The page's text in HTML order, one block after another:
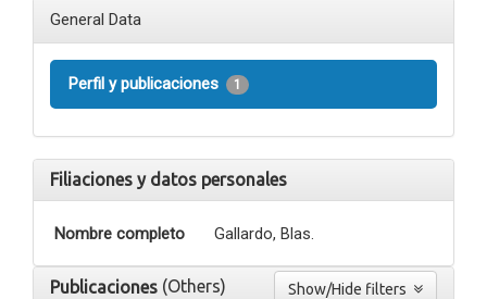
General Data
Perfil y publicaciones 1
Filiaciones y datos personales
Nombre completo Gallardo, Blas.
Publicaciones (Others)